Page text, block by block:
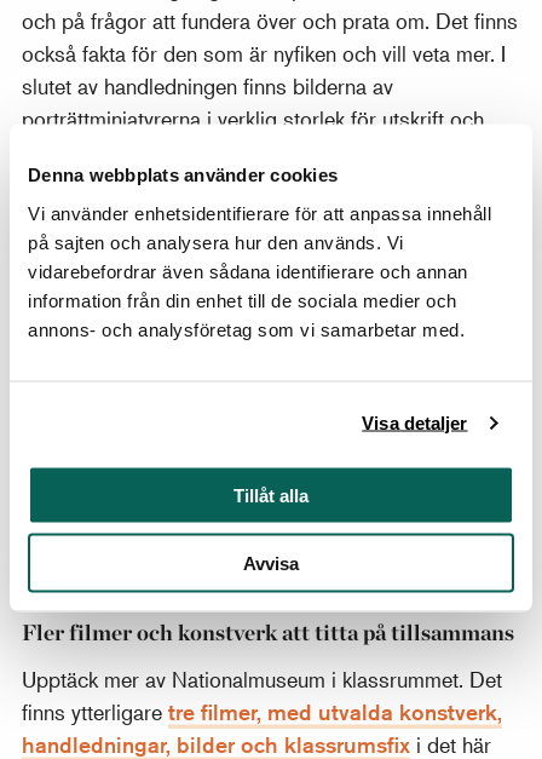
Denna webbplats använder cookies
Vi använder enhetsidentifierare för att anpassa innehåll
på sajten och analysera hur den används. Vi
vidarebefordrar även sådana identifierare och annan
information från din enhet till de sociala medier och
annons- och analysföretag som vi samarbetar med.
Visa detaljer
Tillåt alla
Avvisa
och på frågor att fundera över och prata om. Det finns
också fakta för den som är nyfiken och vill veta mer. I
slutet av handledningen finns bilderna av
porträttminiatyrerna i verklig storlek för utskrift och
vi förslag på kreativt klassrumsfix.
Ladda ner och skriv ut handledningen, pdf
Ladda ner presentationen med bilder, ppt
Kopplingar till läroplanen
Lärarhandledningen Hur litet kan det vara? har
Läs mer om kopplingarna till läroplanen
Fler filmer och konstverk att titta på tillsammans
Upptäck mer av Nationalmuseum i klassrummet. Det
finns ytterligaretre filmer, med utvalda konstverk,
handledningar, bilder och klassrumsfix i det här